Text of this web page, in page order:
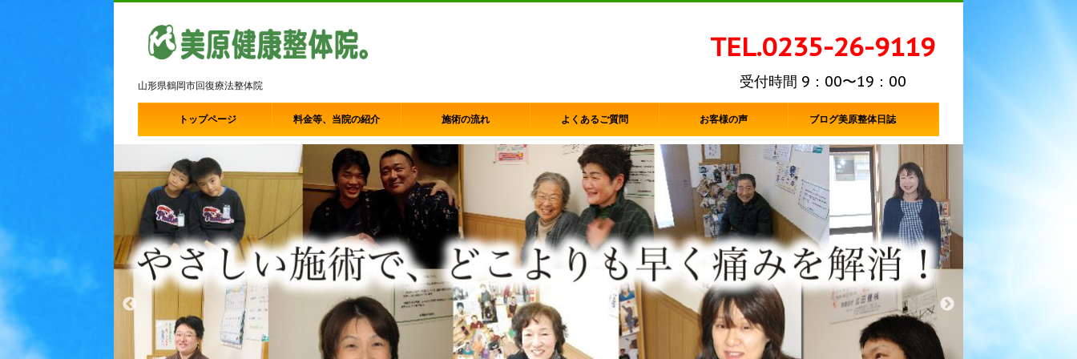
山形県鶴岡市回復療法整体院
TEL.0235-26-9119
受付時間 9：00〜19：00
トップページ 料金等、当院の紹介 施術の流れ よくあるご質問 お客様の声 ブログ美原整体日誌